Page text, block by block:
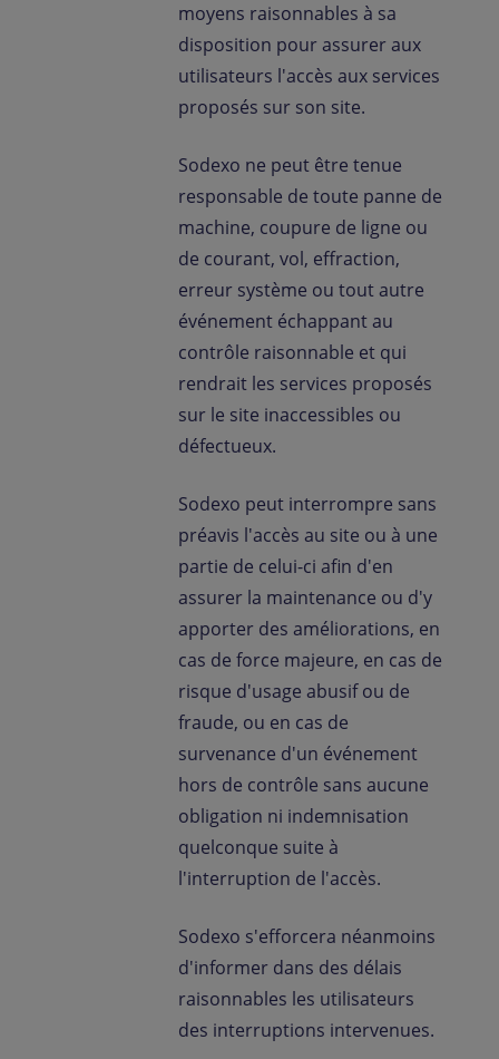
moyens raisonnables à sa
disposition pour assurer aux
utilisateurs l'accès aux services
proposés sur son site.
Sodexo ne peut être tenue
responsable de toute panne de
machine, coupure de ligne ou
de courant, vol, effraction,
erreur système ou tout autre
événement échappant au
contrôle raisonnable et qui
rendrait les services proposés
sur le site inaccessibles ou
défectueux.
Sodexo peut interrompre sans
préavis l'accès au site ou à une
partie de celui-ci afin d'en
assurer la maintenance ou d'y
apporter des améliorations, en
cas de force majeure, en cas de
risque d'usage abusif ou de
fraude, ou en cas de
survenance d'un événement
hors de contrôle sans aucune
obligation ni indemnisation
quelconque suite à
l'interruption de l'accès.
Sodexo s'efforcera néanmoins
d'informer dans des délais
raisonnables les utilisateurs
des interruptions intervenues.